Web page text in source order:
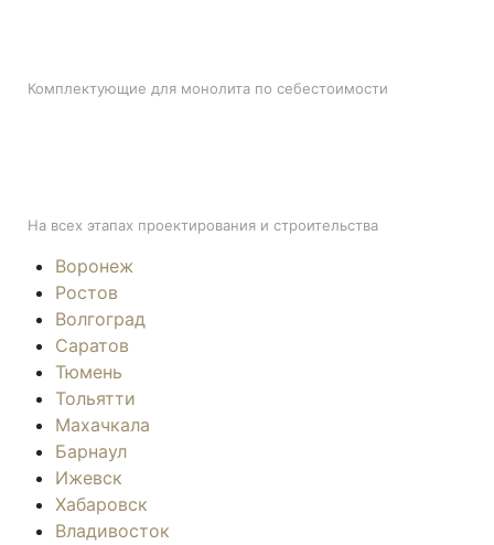
Комплектующие для монолита по себестоимости
На всех этапах проектирования и строительства
Воронеж
Ростов
Волгоград
Саратов
Тюмень
Тольятти
Махачкала
Барнаул
Ижевск
Хабаровск
Владивосток